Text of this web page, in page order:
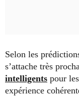
Selon les
s’attache très
intelligents pour
expérience